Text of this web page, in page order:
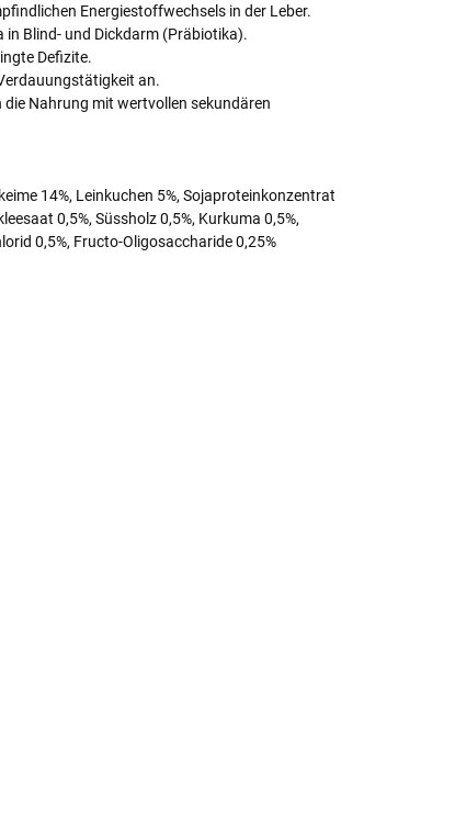
Energiestoffwechsels in der Leber.
Blind- und Dickdarm (Präbiotika).
Defizite.
an.
Nahrung mit wertvollen sekundären
14%, Leinkuchen 5%, Sojaproteinkonzentrat
0,5%, Süssholz 0,5%, Kurkuma 0,5%,
0,5%, Fructo-Oligosaccharide 0,25%